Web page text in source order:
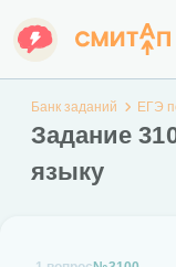
Банк заданий ЕГЭ
Задание
языку